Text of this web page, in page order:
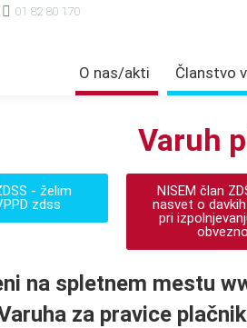
01 82 80 170
O nas/akti Članstvo
Varuh
- želim
zdss
NISEM član
nasvet o davkih
pri
na spletnem mestu
za pravice